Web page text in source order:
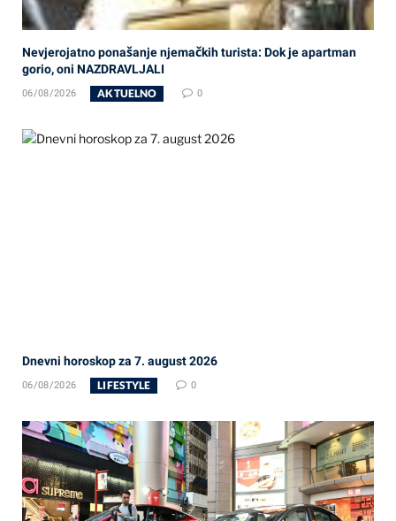
Nevjerojatno ponašanje njemačkih turista: Dok je apartman
gorio, oni NAZDRAVLJALI
06/08/2026 AKTUELNO 0
Dnevni horoskop za 7. august 2026
06/08/2026 LIFESTYLE 0